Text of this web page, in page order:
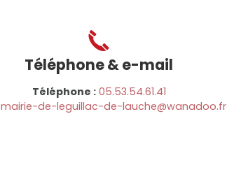
Téléphone & e-mail
Téléphone : 05.53.54.61.41
mairie-de-leguillac-de-lauche@wanadoo.fr